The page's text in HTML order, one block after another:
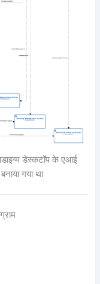
डेस्कटॉप के एआई
गया था